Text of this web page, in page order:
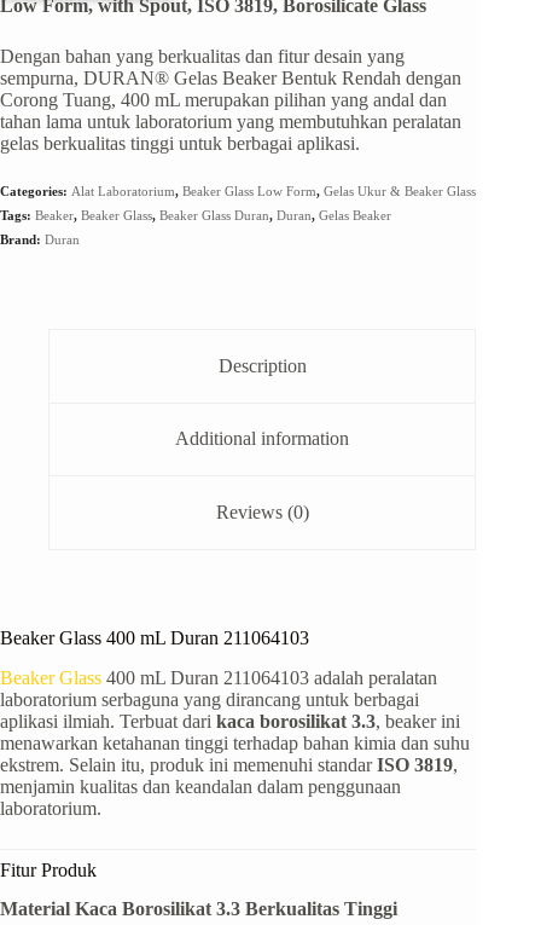
Low Form, with Spout, ISO 3819, Borosilicate Glass
Dengan bahan yang berkualitas dan fitur desain yang
sempurna, DURAN® Gelas Beaker Bentuk Rendah dengan
Corong Tuang, 400 mL merupakan pilihan yang andal dan
tahan lama untuk laboratorium yang membutuhkan peralatan
gelas berkualitas tinggi untuk berbagai aplikasi.
Categories: Alat Laboratorium, Beaker Glass Low Form, Gelas Ukur & Beaker Glass
Tags: Beaker, Beaker Glass, Beaker Glass Duran, Duran, Gelas Beaker
Brand: Duran
Description
Additional information
Reviews (0)
Beaker Glass 400 mL Duran 211064103
Beaker Glass 400 mL Duran 211064103 adalah peralatan
laboratorium serbaguna yang dirancang untuk berbagai
aplikasi ilmiah. Terbuat dari kaca borosilikat 3.3, beaker ini
menawarkan ketahanan tinggi terhadap bahan kimia dan suhu
ekstrem. Selain itu, produk ini memenuhi standarISO 3819,
menjamin kualitas dan keandalan dalam penggunaan
laboratorium.
Fitur Produk
Material Kaca Borosilikat 3.3 Berkualitas Tinggi